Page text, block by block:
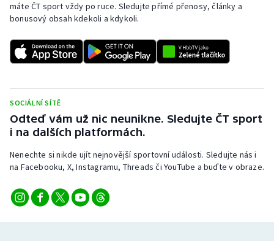
Ragby
Rychlobruslení
Short track
Sportovní střelba
Stolní tenis
Triatlon
Veslování
máte ČT sport vždy po ruce. Sledujte přímé přenosy, články a
bonusový obsah kdekoli a kdykoli.
SOCIÁLNÍ SÍTĚ
Odteď vám už nic neunikne. Sledujte ČT sport
i na dalších platformách.
Nenechte si nikde ujít nejnovější sportovní události. Sledujte nás i
na Facebooku, X, Instagramu, Threads či YouTube a buďte v obraze.